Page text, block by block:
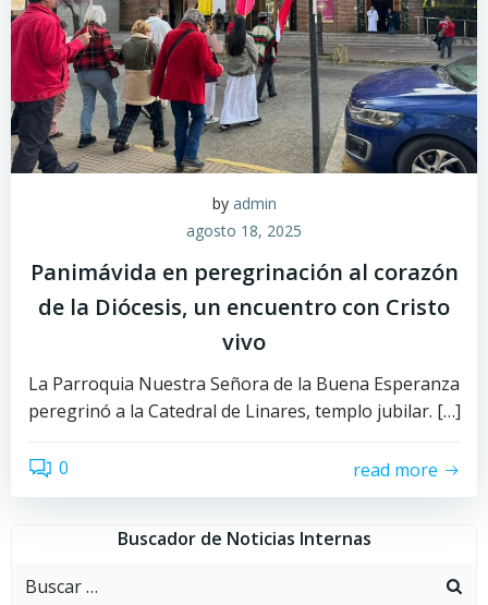
by admin
agosto 18, 2025
Panimávida en peregrinación al corazón
de la Diócesis, un encuentro con Cristo
vivo
La Parroquia Nuestra Señora de la Buena Esperanza
peregrinó a la Catedral de Linares, templo jubilar. […]
0 read more
Buscador de Noticias Internas
Buscar: